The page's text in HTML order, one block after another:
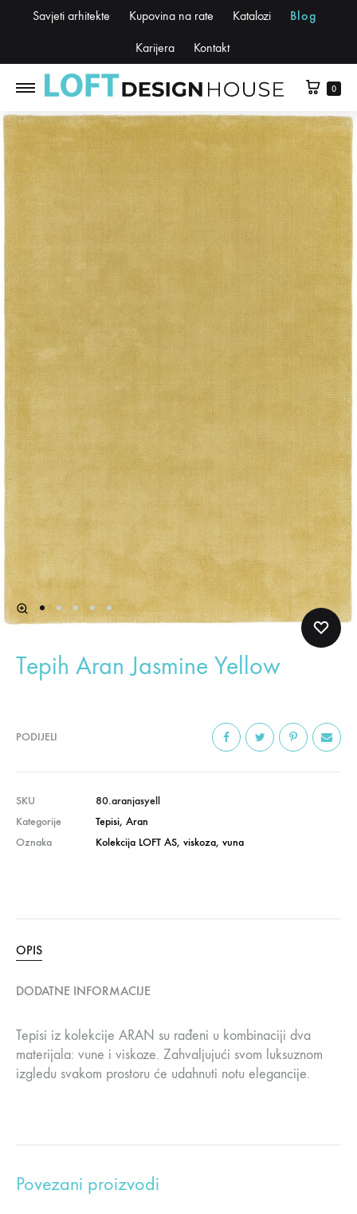
Savjeti arhitekte Kupovina na rate Katalozi Blog
Karijera Kontakt
0
Tepih Aran Jasmine Yellow
PODIJELI
SKU
80.aranjasyell
Kategorije
Tepisi, Aran
Oznaka
Kolekcija LOFT AS, viskoza, vuna
OPIS
DODATNE INFORMACIJE
Tepisi iz kolekcije ARAN su rađeni u kombinaciji dva
materijala: vune i viskoze. Zahvaljujući svom luksuznom
izgledu svakom prostoru će udahnuti notu elegancije.
Povezani proizvodi